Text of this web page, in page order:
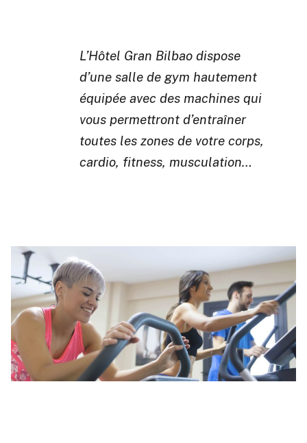
L’Hôtel Gran Bilbao dispose
d’une salle de gym hautement
équipée avec des machines qui
vous permettront d’entraîner
toutes les zones de votre corps,
cardio, fitness, musculation…